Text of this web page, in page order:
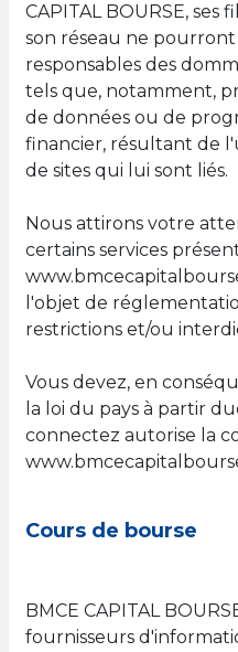
CAPITAL BOURSE, ses
son réseau ne
responsables des
tels que, notamment,
de données ou de
financier, résultant de
de sites qui lui sont liés.
Nous attirons votre
certains services
l'objet de
restrictions et/ou
Vous devez, en
la loi du pays à partir
connectez autorise la
Cours de bourse
BMCE CAPITAL
fournisseurs